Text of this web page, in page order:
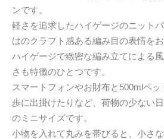
ンです。
軽さを追求したハイゲージのニット
はのクラフト感ある編み目の表情を
ハイゲージで緻密な編み立てによる
さも特徴のひとつです。
スマートフォンやお財布と500mlペ
歩に出掛けたりなど、荷物の少ない
のミニサイズです。
小物を入れて丸みを帯びると、小さ